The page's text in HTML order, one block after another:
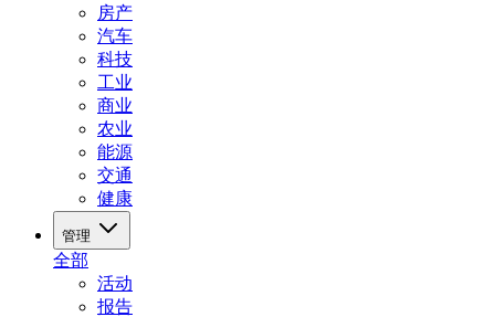
房产
汽车
科技
工业
商业
农业
能源
交通
健康
管理
全部
活动
报告